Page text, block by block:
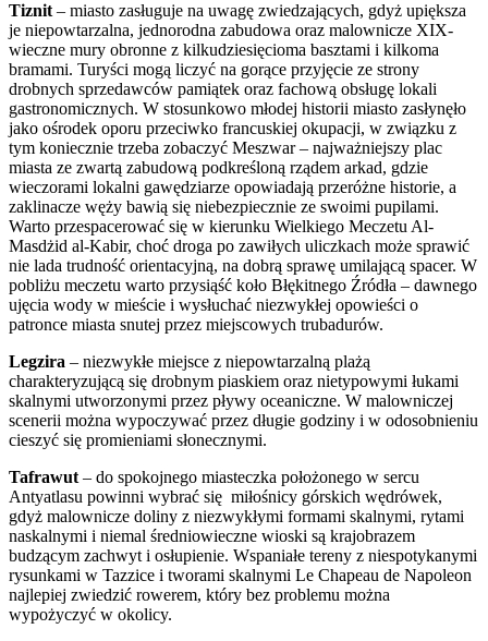
Tiznit– miasto zasługuje na uwagę zwiedzających, gdyż upiększa
je niepowtarzalna, jednorodna zabudowa oraz malownicze XIX-
wieczne mury obronne z kilkudziesięcioma basztami i kilkoma
bramami. Turyści mogą liczyć na gorące przyjęcie ze strony
drobnych sprzedawców pamiątek oraz fachową obsługę lokali
gastronomicznych. W stosunkowo młodej historii miasto zasłynęło
jako ośrodek oporu przeciwko francuskiej okupacji, w związku z
tym koniecznie trzeba zobaczyć Meszwar – najważniejszy plac
miasta ze zwartą zabudową podkreśloną rządem arkad, gdzie
wieczorami lokalni gawędziarze opowiadają przeróżne historie, a
zaklinacze węży bawią się niebezpiecznie ze swoimi pupilami.
Warto przespacerować się w kierunku Wielkiego Meczetu Al-
Masdżid al-Kabir, choć droga po zawiłych uliczkach może sprawić
nie lada trudność orientacyjną, na dobrą sprawę umilającą spacer. W
pobliżu meczetu warto przysiąść koło Błękitnego Źródła – dawnego
ujęcia wody w mieście i wysłuchać niezwykłej opowieści o
patronce miasta snutej przez miejscowych trubadurów.
Legzira – niezwykłe miejsce z niepowtarzalną plażą
charakteryzującą się drobnym piaskiem oraz nietypowymi łukami
skalnymi utworzonymi przez pływy oceaniczne. W malowniczej
scenerii można wypoczywać przez długie godziny i w odosobnieniu
cieszyć się promieniami słonecznymi.
Tafrawut– do spokojnego miasteczka położonego w sercu
Antyatlasu powinni wybrać się miłośnicy górskich wędrówek,
gdyż malownicze doliny z niezwykłymi formami skalnymi, rytami
naskalnymi i niemal średniowieczne wioski są krajobrazem
budzącym zachwyt i osłupienie. Wspaniałe tereny z niespotykanymi
rysunkami w Tazzice i tworami skalnymi Le Chapeau de Napoleon
najlepiej zwiedzić rowerem, który bez problemu można
wypożyczyć w okolicy.